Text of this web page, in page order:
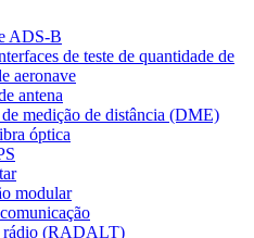
ADS-B
de teste de quantidade de
aeronave
antena
medição de distância (DME)
óptica
modular
rádio (RADALT)